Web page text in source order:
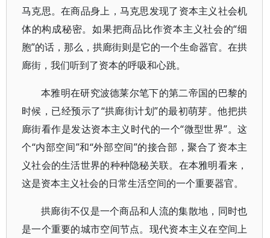
马克思。在商品身上，马克思发现了资本主义社会机
体的构成秘密。如果把商品比作资本主义社会的“细
胞”的话，那么，拱廊街则是它的一个生命器官。在拱
廊街，我们听到了资本的呼吸和心跳。
本雅明在研究波德莱尔笔下的第二帝国的巴黎的
时候，已经预示了“拱廊街计划”的最初萌芽。他把拱
廊街看作是发达资本主义时代的一个“微型世界”。这
个“内部空间”和“外部空间”的接合部，聚合了资本主
义社会的生活世界的种种隐秘关联。在本雅明看来，
这是资本主义社会的日常生活空间的一个重要器官。
拱廊街不仅是一个商品和人流的集散地，同时也
是一个重要的城市空间节点。现代资本主义在空间上